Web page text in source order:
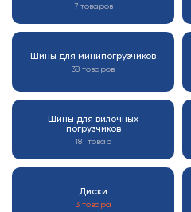
7 товаров
Шины для минипогрузчиков
38 товаров
Шины для вилочных
погрузчиков
181 товар
Диски
3 товара